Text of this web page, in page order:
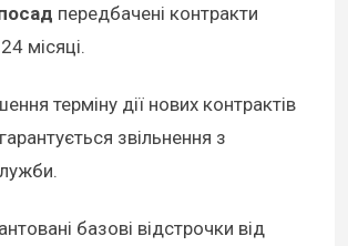
передбачені контракти
місяці.
терміну дії нових контрактів
звільнення з
базові відстрочки від